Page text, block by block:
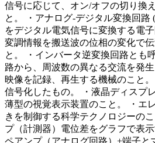
信号に応じて、オン/オフの切り換
と。 ・アナログ-デジタル変換回
をデジタル電気信号に変換する電
変調情報を搬送波の位相の変化で
と。 ・インバータ逆変換回路とも
路から、周波数の異なる交流を発
映像を記録、再生する機械のこと
信号化したもの。 ・液晶ディスプ
薄型の視覚表示装置のこと。 ・エ
きを制御する科学テクノロジーの
プ（計測器）電位差をグラフで表